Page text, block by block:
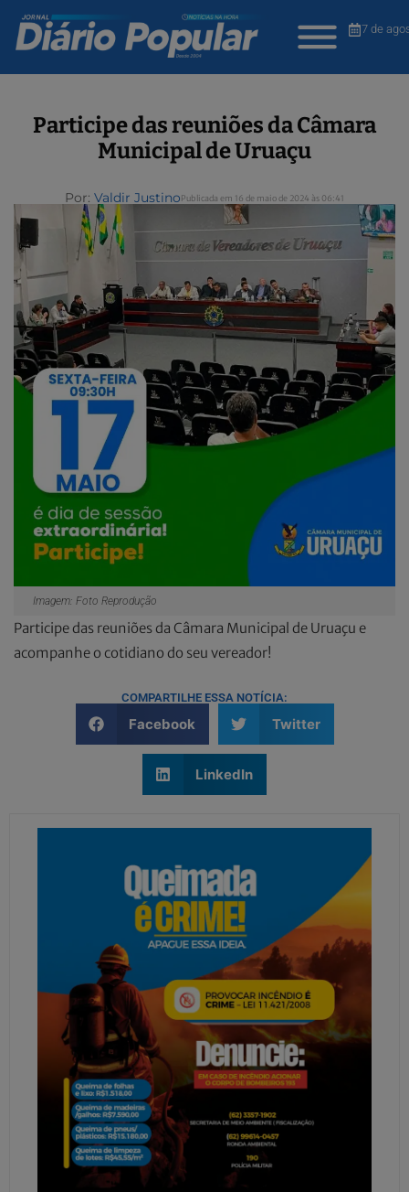
7 de
Participe das reuniões da Câmara
Municipal de Uruaçu
Por: Valdir JustinoPublicada em 16 de maio de 2024 às 06:41
Imagem: Foto Reprodução
Participe das reuniões da Câmara Municipal de Uruaçu e
acompanhe o cotidiano do seu vereador!
COMPARTILHE ESSA NOTÍCIA:
Facebook Twitter
LinkedIn